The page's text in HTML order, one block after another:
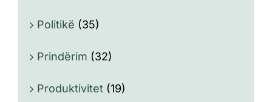
Politikë (35)
Prindërim (32)
Produktivitet (19)